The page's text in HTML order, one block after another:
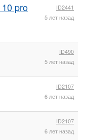
ID2441
5 лет назад
pro
ID490
5 лет назад
ID2107
6 лет назад
ID2107
6 лет назад